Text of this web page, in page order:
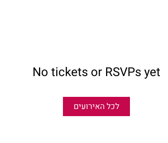
No tickets or RSVPs yet
לכל האירועים